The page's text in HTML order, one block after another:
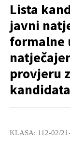
Lista
javni
formalne
provjeru
kandidata
KLASA: 112-02/